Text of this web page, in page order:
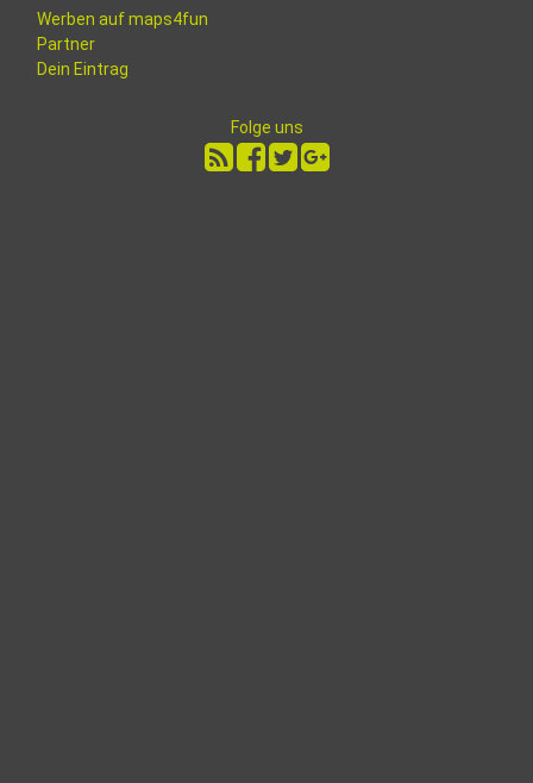
Werben auf maps4fun
Partner
Dein Eintrag
Folge uns